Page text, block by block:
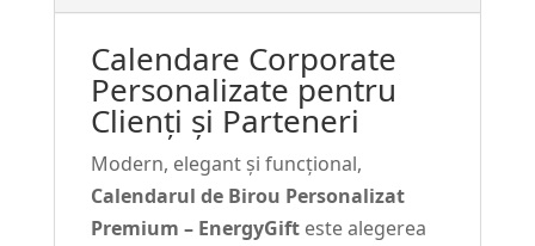
pentru
Firme
#5
Calendare Corporate
Personalizate pentru
Clienți și Parteneri
Modern, elegant și funcțional,
Calendarul de Birou Personalizat
Premium – EnergyGifteste alegerea